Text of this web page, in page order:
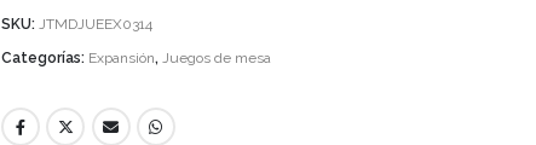
SKU: JTMDJUEEX0314
Categorías: Expansión, Juegos de mesa